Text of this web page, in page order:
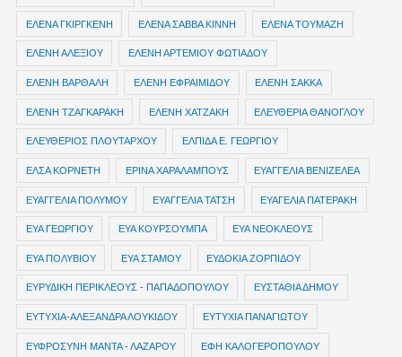
ΕΛΕΝΑ ΓΚΙΡΓΚΕΝΗ ΕΛΕΝΑ ΣΑΒΒΑ ΚΙΝΝΗ ΕΛΕΝΑ ΤΟΥΜΑΖΗ
ΕΛΕΝΗ ΑΛΕΞΙΟΥ ΕΛΕΝΗ ΑΡΤΕΜΙΟΥ ΦΩΤΙΑΔΟΥ
ΕΛΕΝΗ ΒΑΡΘΑΛΗ ΕΛΕΝΗ ΕΦΡΑΙΜΙΔΟΥ ΕΛΕΝΗ ΣΑΚΚΑ
ΕΛΕΝΗ ΤΖΑΓΚΑΡΑΚΗ ΕΛΕΝΗ ΧΑΤΖΑΚΗ ΕΛΕΥΘΕΡΙΑ ΘΑΝΟΓΛΟΥ
ΕΛΕΥΘΕΡΙΟΣ ΠΛΟΥΤΑΡΧΟΥ ΕΛΠΙΔΑ Ε. ΓΕΩΡΓΙΟΥ
ΕΛΣΑ ΚΟΡΝΕΤΗ ΕΡΙΝΑ ΧΑΡΑΛΑΜΠΟΥΣ ΕΥΑΓΓΕΛΙΑ ΒΕΝΙΖΕΛΕΑ
ΕΥΑΓΓΕΛΙΑ ΠΟΛΥΜΟΥ ΕΥΑΓΓΕΛΙΑ ΤΑΤΣΗ ΕΥΑΓΕΛΙΑ ΠΑΤΕΡΑΚΗ
ΕΥΑ ΓΕΩΡΓΙΟΥ ΕΥΑ ΚΟΥΡΣΟΥΜΠΑ ΕΥΑ ΝΕΟΚΛΕΟΥΣ
ΕΥΑ ΠΟΛΥΒΙΟΥ ΕΥΑ ΣΤΑΜΟΥ ΕΥΔΟΚΙΑ ΖΟΡΠΙΔΟΥ
ΕΥΡΥΔΙΚΗ ΠΕΡΙΚΛΕΟΥΣ - ΠΑΠΑΔΟΠΟΥΛΟΥ ΕΥΣΤΑΘΙΑ ΔΗΜΟΥ
ΕΥΤΥΧΙΑ-ΑΛΕΞΑΝΔΡΑ ΛΟΥΚΙΔΟΥ ΕΥΤΥΧΙΑ ΠΑΝΑΓΙΩΤΟΥ
ΕΥΦΡΟΣΥΝΗ ΜΑΝΤΑ - ΛΑΖΑΡΟΥ ΕΦΗ ΚΑΛΟΓΕΡΟΠΟΥΛΟΥ